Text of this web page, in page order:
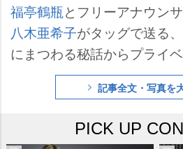
福亭鶴瓶とフリーアナウン
八木亜希子がタッグで送る
にまつわる秘話からプライ
まで「歌」と「人生」を丸
る大人の歌謡&トーク番組
を敢行。鶴瓶と長年の付き
記事全文・写真を
PICK UP